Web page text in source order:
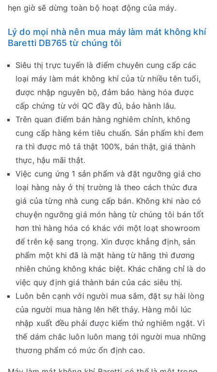
hẹn giờ sẽ dừng toàn bộ hoạt động của máy.
Lý do mọi nhà nên mua máy làm mát không khí
Baretti DB765 từ chúng tôi
Siêu thị trực tuyến là điểm chuyên cung cấp các
loại máy làm mát không khí của từ nhiều tên tuổi,
được nhập nguyên bộ, đảm bảo hàng hóa được
cấp chứng từ với QC đầy đủ, bảo hành lâu.
Trên quan điểm bán hàng nghiêm chỉnh, không
cung cấp hàng kém tiêu chuẩn. Sản phẩm khi đem
ra thì được mô tả thật 100%, bán thật, giá thành
thực, hậu mãi thật.
Việc cung ứng 1 sản phẩm và đặt ngưỡng giá cho
loại hàng này ở thị trường là theo cách thức đưa
giá của từng nhà cung cấp bán. Không khi nào có
chuyện ngưỡng giá món hàng từ chúng tôi bán tốt
hơn thì hàng hóa có khác với một loạt showroom
để trên kệ sang trọng. Xin được khẳng định, sản
phẩm một khi đã là mặt hàng từ hãng thì đương
nhiên chúng không khác biệt. Khác chăng chỉ là do
việc quy định giá thành bán của các siêu thị.
Luôn bên cạnh với người mua sắm, đặt sự hài lòng
của người mua hàng lên hết thảy. Hàng mỗi lúc
nhập xuất đều phải được kiểm thử nghiêm ngặt. Vì
thế dám chắc luôn luôn mang tới người mua những
thương phẩm có mức ổn định cao.